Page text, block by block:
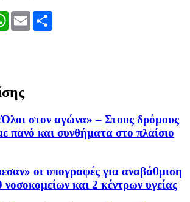
WhatsApp
Email
στον αγώνα» – Στους δρόμους
πανό και συνθήματα στο πλαίσιο
οι υπογραφές για αναβάθμιση
νοσοκομείων και 2 κέντρων υγείας